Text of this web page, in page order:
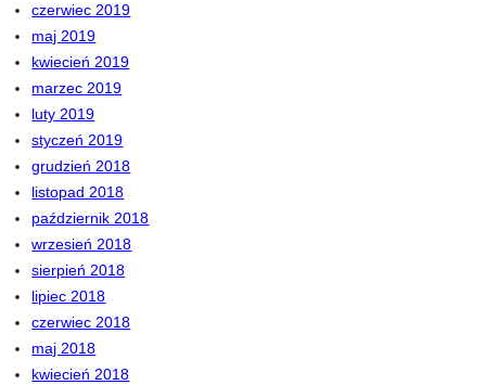
czerwiec 2019
maj 2019
kwiecień 2019
marzec 2019
luty 2019
styczeń 2019
grudzień 2018
listopad 2018
październik 2018
wrzesień 2018
sierpień 2018
lipiec 2018
czerwiec 2018
maj 2018
kwiecień 2018